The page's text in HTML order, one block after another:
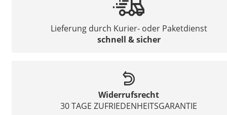
Lieferung durch Kurier- oder Paketdienst
schnell & sicher
Widerrufsrecht
30 TAGE ZUFRIEDENHEITSGARANTIE